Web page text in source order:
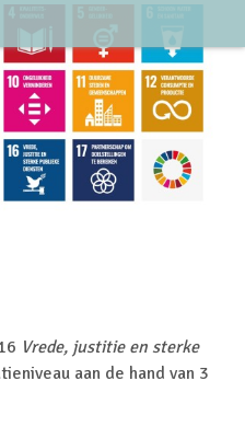
Vrede, justitie en sterke
aan de hand van 3